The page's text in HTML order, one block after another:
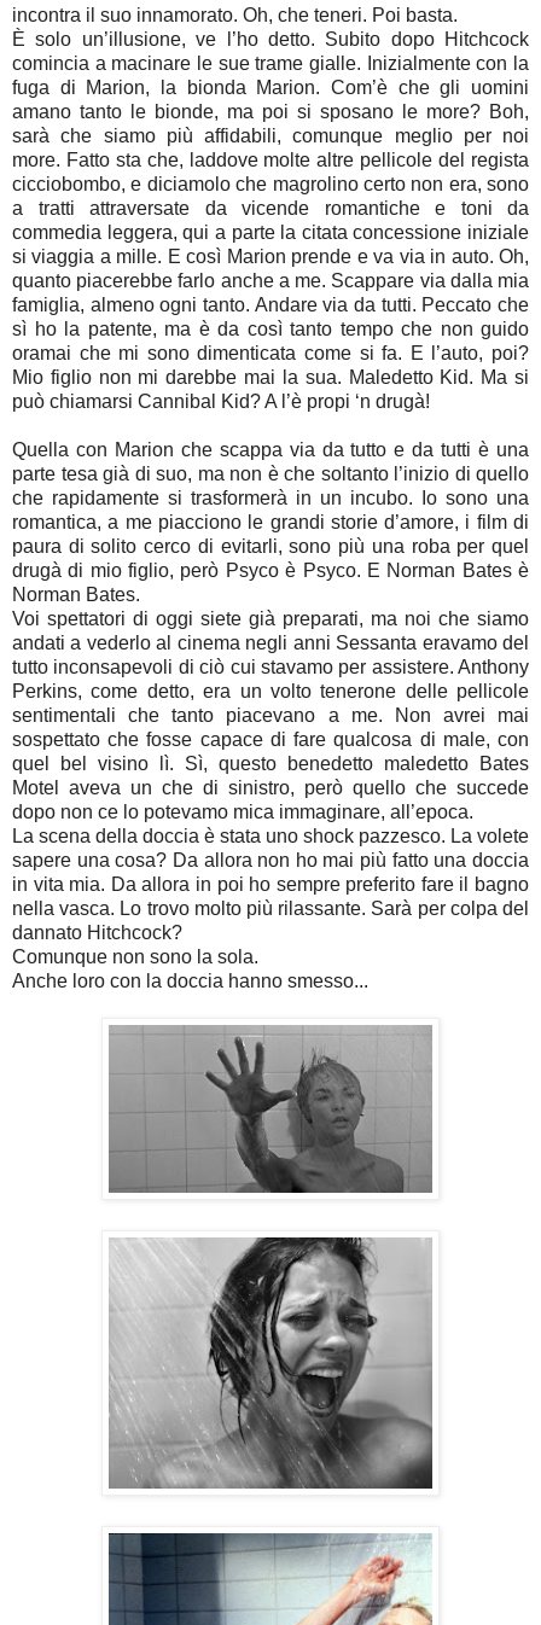
incontra il suo innamorato. Oh, che teneri. Poi basta.
È solo un’illusione, ve l’ho detto. Subito dopo Hitchcock
comincia a macinare le sue trame gialle. Inizialmente con la
fuga di Marion, la bionda Marion. Com’è che gli uomini
amano tanto le bionde, ma poi si sposano le more? Boh,
sarà che siamo più affidabili, comunque meglio per noi
more. Fatto sta che, laddove molte altre pellicole del regista
cicciobombo, e diciamolo che magrolino certo non era, sono
a tratti attraversate da vicende romantiche e toni da
commedia leggera, qui a parte la citata concessione iniziale
si viaggia a mille. E così Marion prende e va via in auto. Oh,
quanto piacerebbe farlo anche a me. Scappare via dalla mia
famiglia, almeno ogni tanto. Andare via da tutti. Peccato che
sì ho la patente, ma è da così tanto tempo che non guido
oramai che mi sono dimenticata come si fa. E l’auto, poi?
Mio figlio non mi darebbe mai la sua. Maledetto Kid. Ma si
può chiamarsi Cannibal Kid? A l’è propi ‘n drugà!
Quella con Marion che scappa via da tutto e da tutti è una
parte tesa già di suo, ma non è che soltanto l’inizio di quello
che rapidamente si trasformerà in un incubo. Io sono una
romantica, a me piacciono le grandi storie d’amore, i film di
paura di solito cerco di evitarli, sono più una roba per quel
drugà di mio figlio, però Psyco è Psyco. E Norman Bates è
Norman Bates.
Voi spettatori di oggi siete già preparati, ma noi che siamo
andati a vederlo al cinema negli anni Sessanta eravamo del
tutto inconsapevoli di ciò cui stavamo per assistere. Anthony
Perkins, come detto, era un volto tenerone delle pellicole
sentimentali che tanto piacevano a me. Non avrei mai
sospettato che fosse capace di fare qualcosa di male, con
quel bel visino lì. Sì, questo benedetto maledetto Bates
Motel aveva un che di sinistro, però quello che succede
dopo non ce lo potevamo mica immaginare, all’epoca.
La scena della doccia è stata uno shock pazzesco. La volete
sapere una cosa? Da allora non ho mai più fatto una doccia
in vita mia. Da allora in poi ho sempre preferito fare il bagno
nella vasca. Lo trovo molto più rilassante. Sarà per colpa del
dannato Hitchcock?
Comunque non sono la sola.
Anche loro con la doccia hanno smesso...